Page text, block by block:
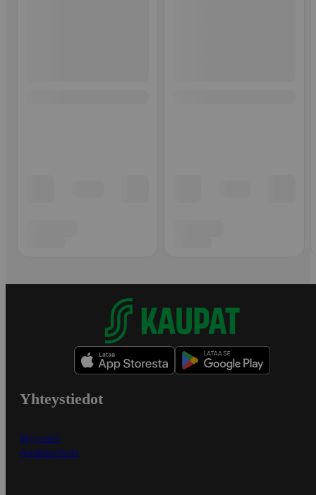
Yhteystiedot
Myymälät
Asiakaspalvelu